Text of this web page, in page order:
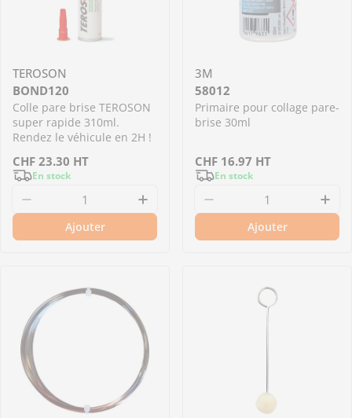
TEROSON
BOND120
Colle pare brise TEROSON
super rapide 310ml.
Rendez le véhicule en 2H !
Prix
régulier
CHF 23.30 HT
En stock
Diminuer la quantité pour BOND120 - Colle
Augmenter la quantité pour
Ajouter
3M
58012
Primaire pour collage pare-
brise 30ml
Prix
régulier
CHF 16.97 HT
En stock
Diminuer la
Ajouter